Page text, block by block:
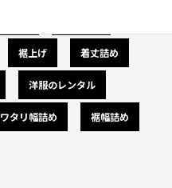
裾上げ 着丈詰め
洋服のレンタル
ワタリ幅詰め 裾幅詰め